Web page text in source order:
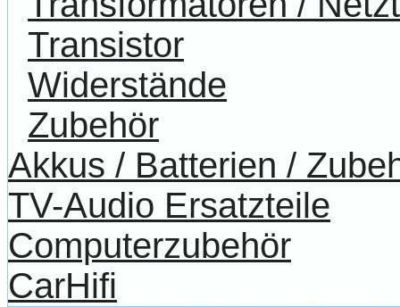
Transistor
Widerstände
Zubehör
Akkus / Batterien /
TV-Audio Ersatzteile
Computerzubehör
CarHifi